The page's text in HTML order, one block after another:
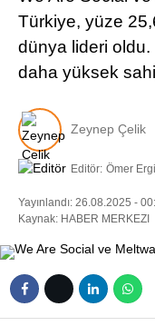
Türkiye, yüze
dünya lideri oldu.
daha yüksek
Zeynep Çelik
Editör: Ömer
Yayınlandı: 26.08.2025 -
Kaynak: HABER MERKEZI